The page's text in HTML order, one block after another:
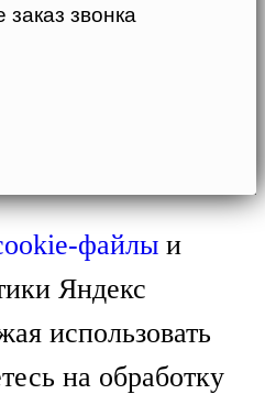
заказ звонка
файлы и
Яндекс
использовать
на обработку